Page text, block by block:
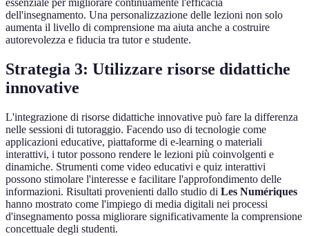
essenziale per migliorare continuamente l'efficacia
dell'insegnamento. Una personalizzazione delle lezioni non solo
aumenta il livello di comprensione ma aiuta anche a costruire
autorevolezza e fiducia tra tutor e studente.
Strategia 3: Utilizzare risorse didattiche
innovative
L'integrazione di risorse didattiche innovative può fare la differenza
nelle sessioni di tutoraggio. Facendo uso di tecnologie come
applicazioni educative, piattaforme di e-learning o materiali
interattivi, i tutor possono rendere le lezioni più coinvolgenti e
dinamiche. Strumenti come video educativi e quiz interattivi
possono stimolare l'interesse e facilitare l'approfondimento delle
informazioni. Risultati provenienti dallo studio di Les Numériques
hanno mostrato come l'impiego di media digitali nei processi
d'insegnamento possa migliorare significativamente la comprensione
concettuale degli studenti.